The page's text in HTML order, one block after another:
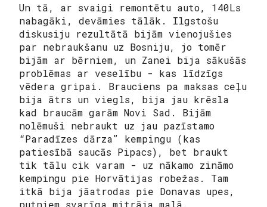
Un tā, ar svaigi remontētu auto, 140Ls
nabagāki, devāmies tālāk. Ilgstošu
diskusiju rezultātā bijām vienojušies
par nebraukšanu uz Bosniju, jo tomēr
bijām ar bērniem, un Zanei bija sākušās
problēmas ar veselību - kas līdzīgs
vēdera gripai. Brauciens pa maksas ceļu
bija ātrs un viegls, bija jau krēsla
kad braucām garām Novi Sad. Bijām
nolēmuši nebraukt uz jau pazīstamo
“Paradīzes dārza” kempingu (kas
patiesībā saucās Pipacs), bet braukt
tik tālu cik varam - uz nākamo zināmo
kempingu pie Horvātijas robežas. Tam
itkā bija jāatrodas pie Donavas upes,
putniem svarīga mitrāja malā.